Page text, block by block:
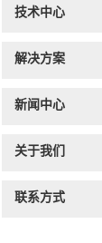
技术中心
解决方案
新闻中心
关于我们
联系方式